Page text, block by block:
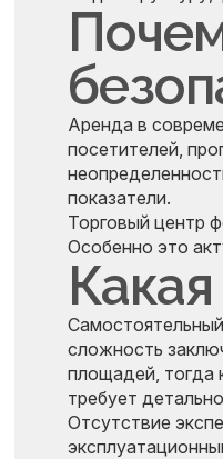
Аренда в
посетителей,
показатели.
Торговый центр
Особенно это
сложность
площадей, тогда
требует
Отсутствие